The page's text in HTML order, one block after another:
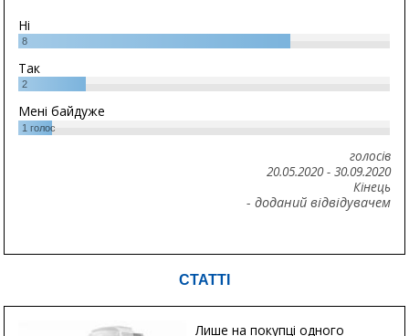
Ні
8
Так
2
Мені байдуже
1 голос
голосів
20.05.2020- 30.09.2020
Кінець
- доданий відвідувачем
СТАТТІ
Лише на покупці одного